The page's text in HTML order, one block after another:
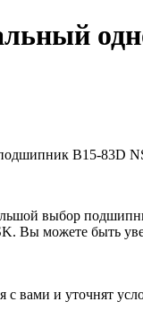
B15-83D
выбор
Вы можете быть
вами и уточнят